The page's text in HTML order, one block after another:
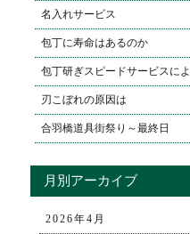
名入れサービス
包丁に寿命はあるのか
包丁研ぎスピードサービスに
刃こぼれの原因は
合羽橋道具街祭り～最終日
月別アーカイブ
2026年4月